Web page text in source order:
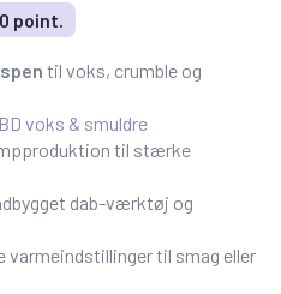
point.
til voks, crumble og
voks & smuldre
til stærke
dab-værktøj og
varmeindstillinger til smag eller